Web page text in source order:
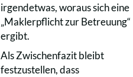
irgendetwas, woraus sich eine
„Maklerpflicht zur Betreuung“
ergibt.
Als Zwischenfazit bleibt
festzustellen, dass